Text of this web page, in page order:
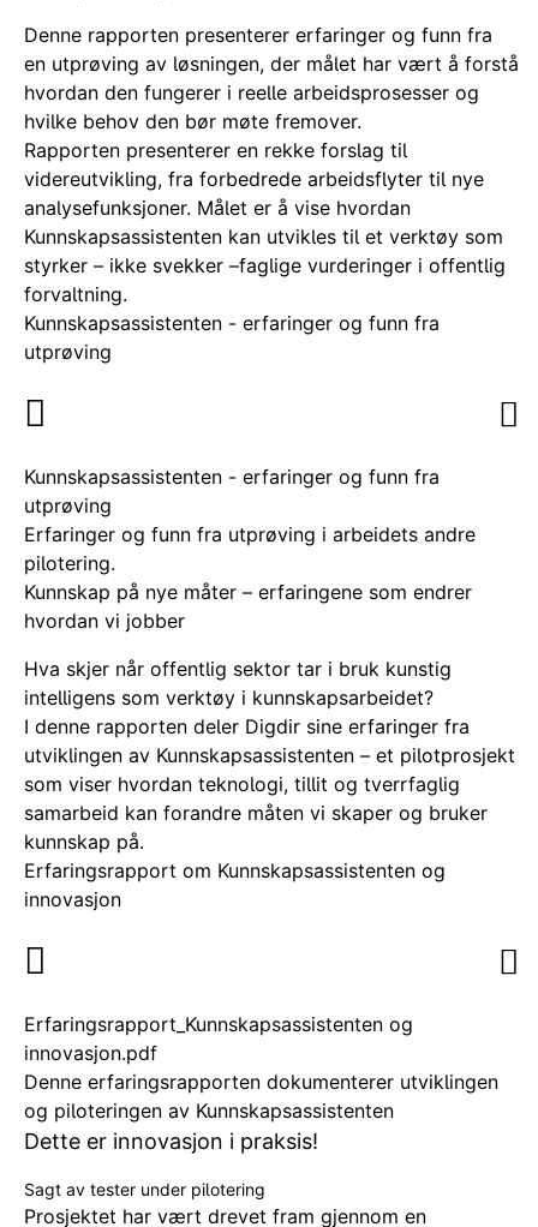
Denne rapporten presenterer erfaringer og funn fra
en utprøving av løsningen, der målet har vært å forstå
hvordan den fungerer i reelle arbeidsprosesser og
hvilke behov den bør møte fremover.
Rapporten presenterer en rekke forslag til
videreutvikling, fra forbedrede arbeidsflyter til nye
analysefunksjoner. Målet er å vise hvordan
Kunnskapsassistenten kan utvikles til et verktøy som
styrker – ikke svekker –faglige vurderinger i offentlig
forvaltning.
Kunnskapsassistenten - erfaringer og funn fra
utprøving
Kunnskapsassistenten - erfaringer og funn fra
utprøving
Erfaringer og funn fra utprøving i arbeidets andre
pilotering.
Kunnskap på nye måter – erfaringene som endrer
hvordan vi jobber
Hva skjer når offentlig sektor tar i bruk kunstig
intelligens som verktøy i kunnskapsarbeidet?
I denne rapporten deler Digdir sine erfaringer fra
utviklingen av Kunnskapsassistenten – et pilotprosjekt
som viser hvordan teknologi, tillit og tverrfaglig
samarbeid kan forandre måten vi skaper og bruker
kunnskap på.
Erfaringsrapport om Kunnskapsassistenten og
innovasjon
Erfaringsrapport_Kunnskapsassistenten og
innovasjon.pdf
Denne erfaringsrapporten dokumenterer utviklingen
og piloteringen av Kunnskapsassistenten
Dette er innovasjon i praksis!
Sagt av tester under pilotering
Prosjektet har vært drevet fram gjennom en